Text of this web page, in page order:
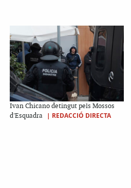
Ivan Chicano detingut pels Mossos
d'Esquadra
| REDACCIÓ DIRECTA